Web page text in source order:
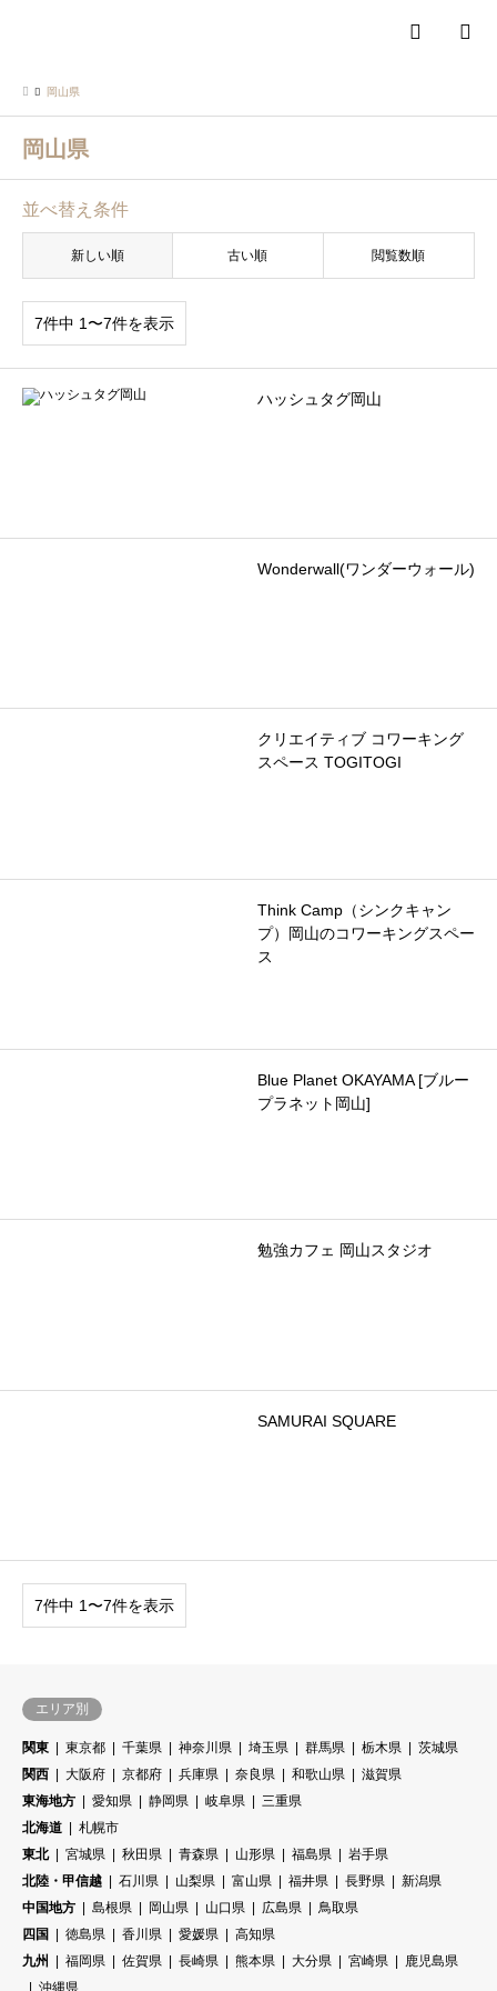
岡山県
岡山県
並べ替え条件
新しい順 古い順 閲覧数順
7件中 1〜7件を表示
ハッシュタグ岡山
Wonderwall(ワンダーウォール)
クリエイティブ コワーキング
スペース TOGITOGI
Think Camp（シンクキャン
プ）岡山のコワーキングスペー
ス
Blue Planet OKAYAMA [ブルー
プラネット岡山]
勉強カフェ 岡山スタジオ
SAMURAI SQUARE
7件中 1〜7件を表示
エリア別
関東 東京都 千葉県 神奈川県 埼玉県 群馬県 栃木県
茨城県
関西
大阪府 京都府 兵庫県 奈良県 和歌山県
滋賀県
東海地方
愛知県 静岡県 岐阜県
三重県
北海道
札幌市
東北
宮城県 秋田県 青森県 山形県 福島県
岩手県
北陸・甲信越
石川県 山梨県 富山県 福井県 長野県
新潟県
中国地方
島根県 岡山県 山口県 広島県
鳥取県
四国
徳島県 香川県 愛媛県
高知県
九州
福岡県 佐賀県 長崎県 熊本県 大分県 宮崎県
鹿児島県
沖縄県